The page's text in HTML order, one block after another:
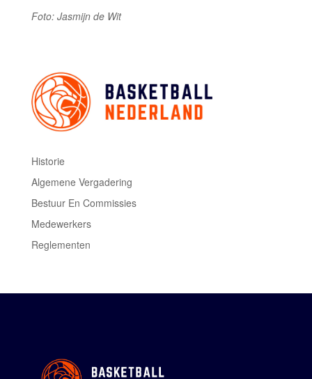
Foto: Jasmijn de Wit
Historie
Algemene Vergadering
Bestuur En Commissies
Medewerkers
Reglementen